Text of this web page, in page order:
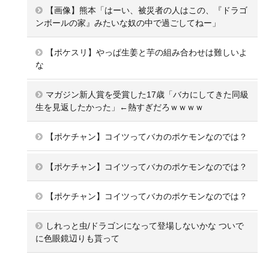
【画像】熊本「はーい、被災者の人はこの、『ドラゴ
ンボールの家』みたいな奴の中で過ごしてねー」
【ポケスリ】やっぱ生姜と芋の組み合わせは難しいよ
な
マガジン新人賞を受賞した17歳「バカにしてきた同級
生を見返したかった」←熱すぎだろｗｗｗｗ
【ポケチャン】コイツってバカのポケモンなのでは？
【ポケチャン】コイツってバカのポケモンなのでは？
【ポケチャン】コイツってバカのポケモンなのでは？
しれっと虫/ドラゴンになって登場しないかな ついで
に色眼鏡辺りも貰って